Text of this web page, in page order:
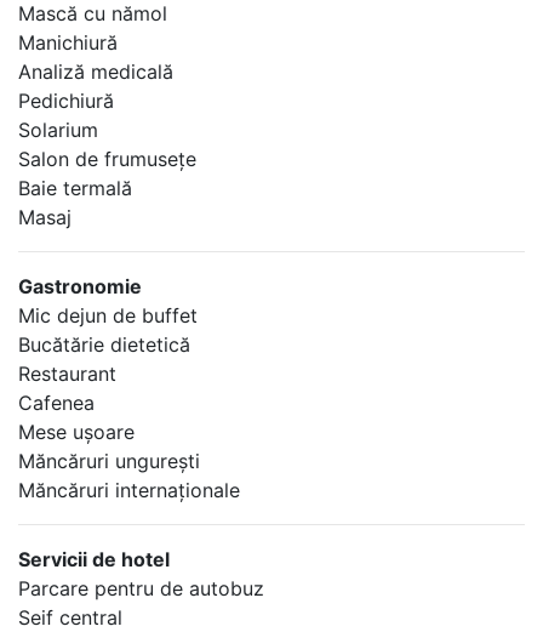
Mască cu nămol
Manichiură
Analiză medicală
Pedichiură
Solarium
Salon de frumuseţe
Baie termală
Masaj
Gastronomie
Mic dejun de buffet
Bucătărie dietetică
Restaurant
Cafenea
Mese uşoare
Măncăruri ungureşti
Măncăruri internaţionale
Servicii de hotel
Parcare pentru de autobuz
Seif central